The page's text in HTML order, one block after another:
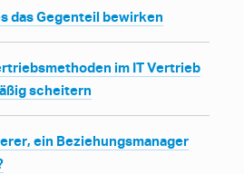
das Gegenteil bewirken
im IT Vertrieb
scheitern
ein Beziehungsmanager